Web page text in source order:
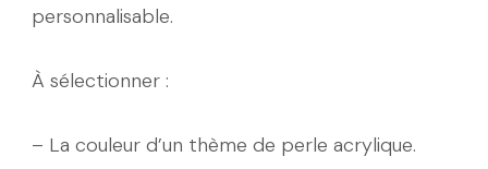
personnalisable.
À sélectionner :
– La couleur d’un thème de perle acrylique.